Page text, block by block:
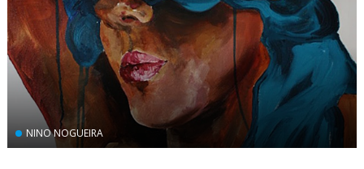
NINO NOGUEIRA